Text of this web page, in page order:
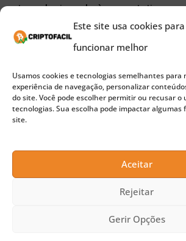
Este site usa cookies para
funcionar melhor
Usamos cookies e tecnologias semelhantes para
experiência de navegação, personalizar
do site. Você pode escolher permitir ou recusar o
tecnologias. Sua escolha pode impactar algumas
site.
Aceitar
Rejeitar
Gerir Opções
estar relacionada à expectativa
lançamento de hardwares mais
Recentemente , a Nvidia divulgou
primeiro trimestre e registrou uma
US$3,21 bilhões, mais do que as
publicado pela empresa, cerca de
seus lucros provém do
equipamentos de mineração de
cerca de US$289 milhões, quase